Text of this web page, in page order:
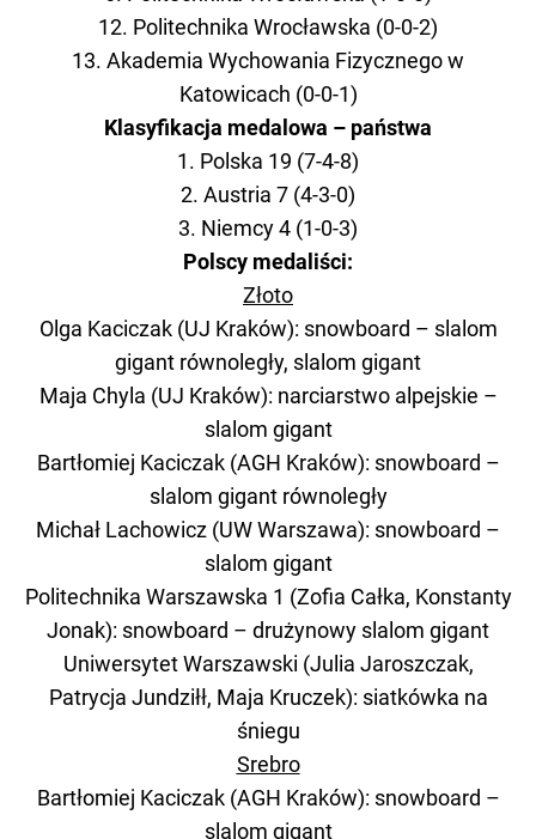
12. Politechnika Wrocławska (0-0-2)
13. Akademia Wychowania Fizycznego w
Katowicach (0-0-1)
Klasyfikacja medalowa – państwa
1. Polska 19 (7-4-8)
2. Austria 7 (4-3-0)
3. Niemcy 4 (1-0-3)
Polscy medaliści:
Złoto
Olga Kaciczak (UJ Kraków): snowboard – slalom
gigant równoległy, slalom gigant
Maja Chyla (UJ Kraków): narciarstwo alpejskie –
slalom gigant
Bartłomiej Kaciczak (AGH Kraków): snowboard –
slalom gigant równoległy
Michał Lachowicz (UW Warszawa): snowboard –
slalom gigant
Politechnika Warszawska 1 (Zofia Całka, Konstanty
Jonak): snowboard – drużynowy slalom gigant
Uniwersytet Warszawski (Julia Jaroszczak,
Patrycja Jundziłł, Maja Kruczek): siatkówka na
śniegu
Srebro
Bartłomiej Kaciczak (AGH Kraków): snowboard –
slalom gigant